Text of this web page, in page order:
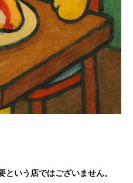
いう店ではございません。